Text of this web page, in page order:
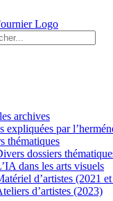
archives
expliquées par
thématiques
dossiers
dans les arts visuels
d’artistes (2021
d’artistes (2023)